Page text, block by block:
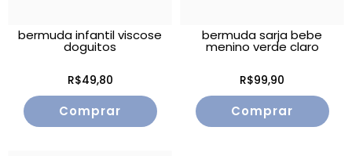
bermuda infantil viscose
doguitos
R$49,80
Comprar
bermuda sarja bebe
menino verde claro
R$99,90
Comprar